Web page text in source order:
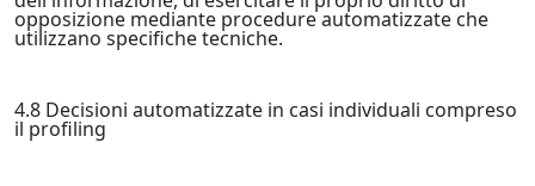
opposizione mediante procedure automatizzate che
utilizzano specifiche tecniche.
4.8 Decisioni automatizzate in casi individuali compreso
il profiling